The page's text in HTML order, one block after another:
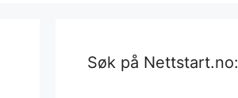
Søk på Nettstart.no: